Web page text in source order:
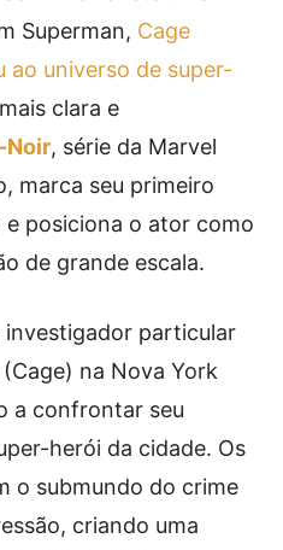
Superman, Cage
universo de super-
clara e
Noir, série da Marvel
marca seu primeiro
posiciona o ator como
de grande escala.
investigador particular
na Nova York
a confrontar seu
herói da cidade. Os
o submundo do crime
criando uma